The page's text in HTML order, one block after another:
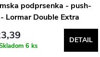
podprsenka - push-
Lormar Double Extra
6 ks
DETAIL